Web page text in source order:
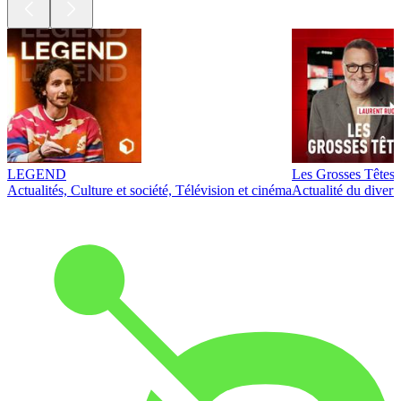
LEGEND
Actualités, Culture et société, Télévision et cinéma
Les Grosses Têtes
Actualité du